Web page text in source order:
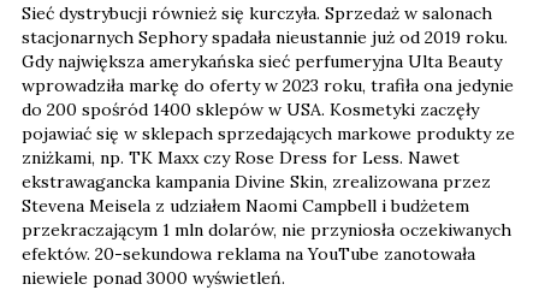
Sieć dystrybucji również się kurczyła. Sprzedaż w salonach
stacjonarnych Sephory spadała nieustannie już od 2019 roku.
Gdy największa amerykańska sieć perfumeryjna Ulta Beauty
wprowadziła markę do oferty w 2023 roku, trafiła ona jedynie
do 200 spośród 1400 sklepów w USA. Kosmetyki zaczęły
pojawiać się w sklepach sprzedających markowe produkty ze
zniżkami, np. TK Maxx czy Rose Dress for Less. Nawet
ekstrawagancka kampania Divine Skin, zrealizowana przez
Stevena Meisela z udziałem Naomi Campbell i budżetem
przekraczającym 1 mln dolarów, nie przyniosła oczekiwanych
efektów. 20-sekundowa reklama na YouTube zanotowała
niewiele ponad 3000 wyświetleń.